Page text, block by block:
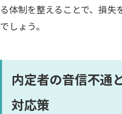
る体制を整えることで、損失
でしょう。
内定者の音信不通
対応策